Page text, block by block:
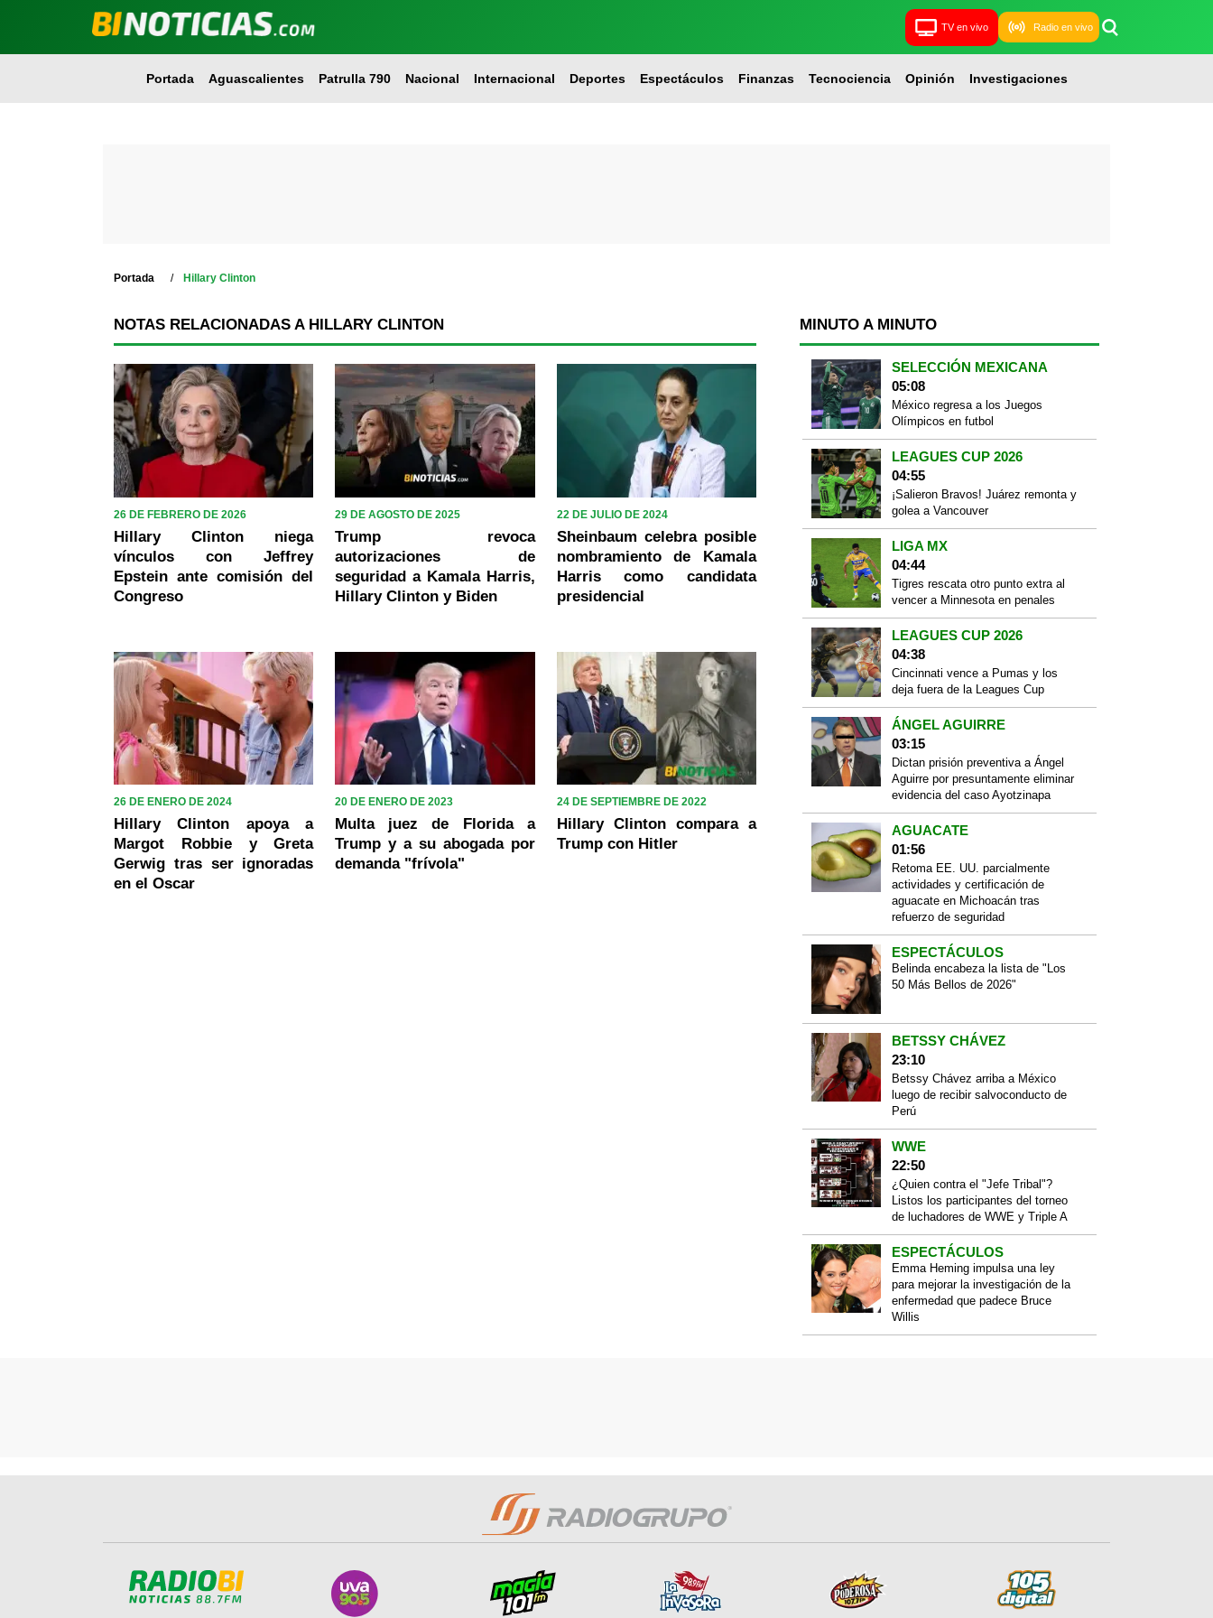
TV en vivo Radio en vivo
Portada Aguascalientes Patrulla 790 Nacional Internacional Deportes Espectáculos Finanzas Tecnociencia Opinión Investigaciones
Portada Hillary Clinton
NOTAS RELACIONADAS A HILLARY CLINTON
26 DE FEBRERO DE 2026
Hillary Clinton niega
vínculos con Jeffrey
Epstein ante comisión del
Congreso
29 DE AGOSTO DE 2025
Trump revoca
autorizaciones de
seguridad a Kamala Harris,
Hillary Clinton y Biden
22 DE JULIO DE 2024
Sheinbaum celebra posible
nombramiento de Kamala
Harris como candidata
presidencial
26 DE ENERO DE 2024
Hillary Clinton apoya a
Margot Robbie y Greta
Gerwig tras ser ignoradas
en el Oscar
20 DE ENERO DE 2023
Multa juez de Florida a
Trump y a su abogada por
demanda "frívola"
24 DE SEPTIEMBRE DE 2022
Hillary Clinton compara a
Trump con Hitler
MINUTO A MINUTO
SELECCIÓN MEXICANA
05:08
México regresa a los Juegos
Olímpicos en futbol
LEAGUES CUP 2026
04:55
¡Salieron Bravos! Juárez remonta y
golea a Vancouver
LIGA MX
04:44
Tigres rescata otro punto extra al
vencer a Minnesota en penales
LEAGUES CUP 2026
04:38
Cincinnati vence a Pumas y los
deja fuera de la Leagues Cup
ÁNGEL AGUIRRE
03:15
Dictan prisión preventiva a Ángel
Aguirre por presuntamente eliminar
evidencia del caso Ayotzinapa
AGUACATE
01:56
Retoma EE. UU. parcialmente
actividades y certificación de
aguacate en Michoacán tras
refuerzo de seguridad
ESPECTÁCULOS
Belinda encabeza la lista de "Los
50 Más Bellos de 2026"
BETSSY CHÁVEZ
23:10
Betssy Chávez arriba a México
luego de recibir salvoconducto de
Perú
WWE
22:50
¿Quien contra el "Jefe Tribal"?
Listos los participantes del torneo
de luchadores de WWE y Triple A
ESPECTÁCULOS
Emma Heming impulsa una ley
para mejorar la investigación de la
enfermedad que padece Bruce
Willis